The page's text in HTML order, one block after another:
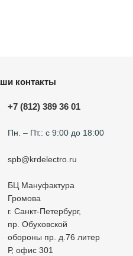
контакты
+7 (812) 389 36 01
Пн. – Пт.: с 9:00 до 18:00
spb@krdelectro.ru
БЦ Мануфактура
Громова
г. Санкт-Петербург,
пр. Обуховской
обороны пр. д.76 литер
Р, офис 301